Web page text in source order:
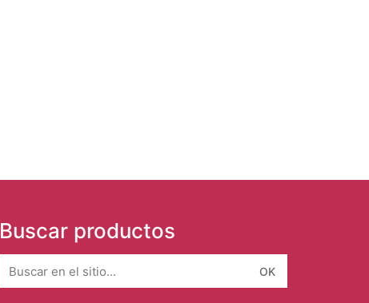
Buscar productos
for: